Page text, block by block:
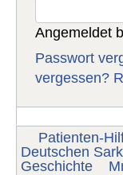
Angemeldet
Passwort
vergessen?
Patienten-
Deutschen
Geschichte